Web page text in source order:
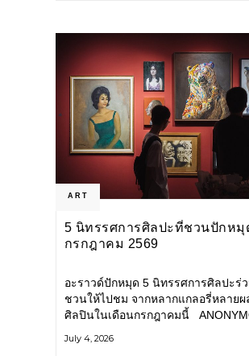
ART
5 นิทรรศการศิลปะที่ชวนปักหมุ
กรกฎาคม 2569
อะราวด์ปักหมุด 5 นิทรรศการศิลปะร่
ชวนให้ไปชม จากหลากแกลอรี่หลายผ
ศิลปินในเดือนกรกฎาคมนี้
กลุ่ม Anonymous โดยมี นิ่ม
July 4, 2026